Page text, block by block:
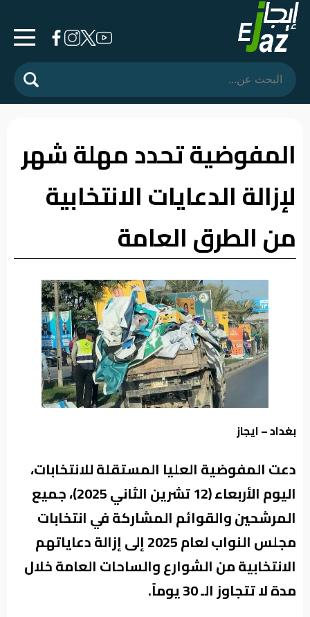
الرئيسية
المشهد
فرشة
الأسواق
رأي
وموقف
الفيديوهات
المفوضية تحدد مهلة شهر
لإزالة الدعايات الانتخابية
من الطرق العامة
بغداد – ايجاز
دعت المفوضية العليا المستقلة للانتخابات،
اليوم الأربعاء (12 تشرين الثاني 2025)، جميع
المرشحين والقوائم المشاركة في انتخابات
مجلس النواب لعام 2025 إلى إزالة دعاياتهم
الانتخابية من الشوارع والساحات العامة خلال
مدة لا تتجاوز الـ 30 يوماً.